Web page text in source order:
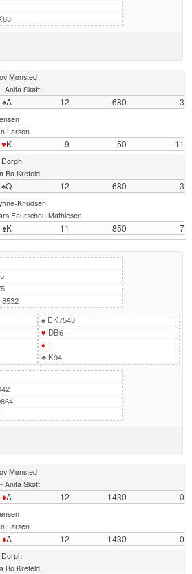
Mønsted
Anita Skøtt
♠A 12 680
3
Larsen
♥K 9 50
-11
Bo Krefeld
♠Q 12 680
3
Knudsen
Faurschou Mathiesen
♠K 11 850 7
♠EK7543
♥ DB6
♦ T
♣K94
Mønsted
Anita Skøtt
♦A 12 -1430
0
Larsen
♦A 12 -1430
0
Bo Krefeld